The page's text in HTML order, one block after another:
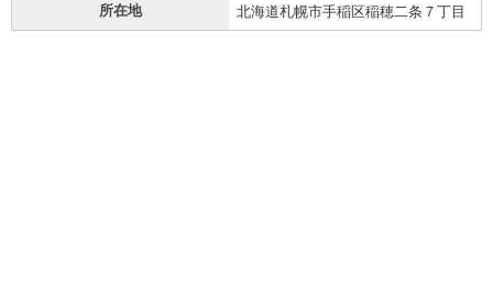
所在地 北海道札幌市手稲区稲穂二条７丁目